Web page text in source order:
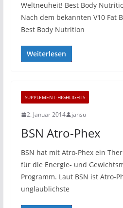
Weltneuheit! Best Body
Nach dem bekannten V10 Fat
Best Body Nutrition
Weiterlesen
SUPPLEMENT-HIGHLIGHTS
2. Januar 2014 jansu
BSN Atro-Phex
BSN hat mit Atro-Phex ein
für die Energie- und
Programm. Laut BSN ist Atro-
unglaublichste